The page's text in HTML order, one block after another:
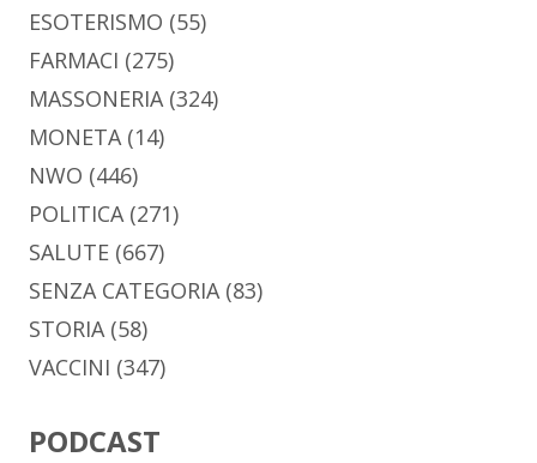
ESOTERISMO (55)
FARMACI (275)
MASSONERIA(324)
MONETA(14)
NWO (446)
POLITICA(271)
SALUTE (667)
SENZA CATEGORIA(83)
STORIA(58)
VACCINI (347)
PODCAST